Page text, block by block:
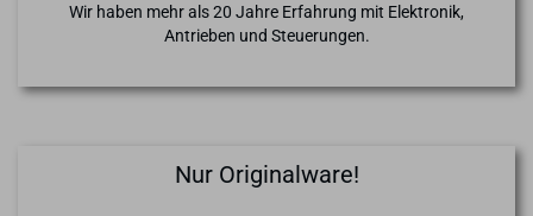
Wir haben mehr als 20 Jahre Erfahrung mit Elektronik,
Antrieben und Steuerungen.
Nur Originalware!